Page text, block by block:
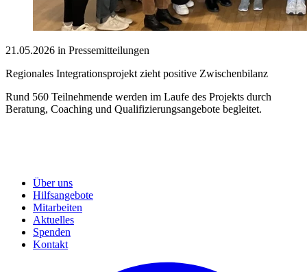
21.05.2026 in Pressemitteilungen
Regionales Integrationsprojekt zieht positive Zwischenbilanz
Rund 560 Teilnehmende werden im Laufe des Projekts durch
Beratung, Coaching und Qualifizierungsangebote begleitet.
Über uns
Hilfsangebote
Mitarbeiten
Aktuelles
Spenden
Kontakt